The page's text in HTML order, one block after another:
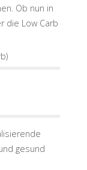
Ob nun in
die Low Carb
gesund